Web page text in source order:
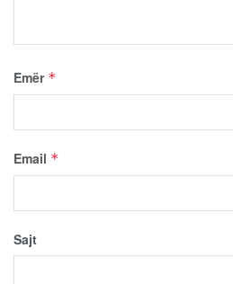
Emër *
Email *
Sajt